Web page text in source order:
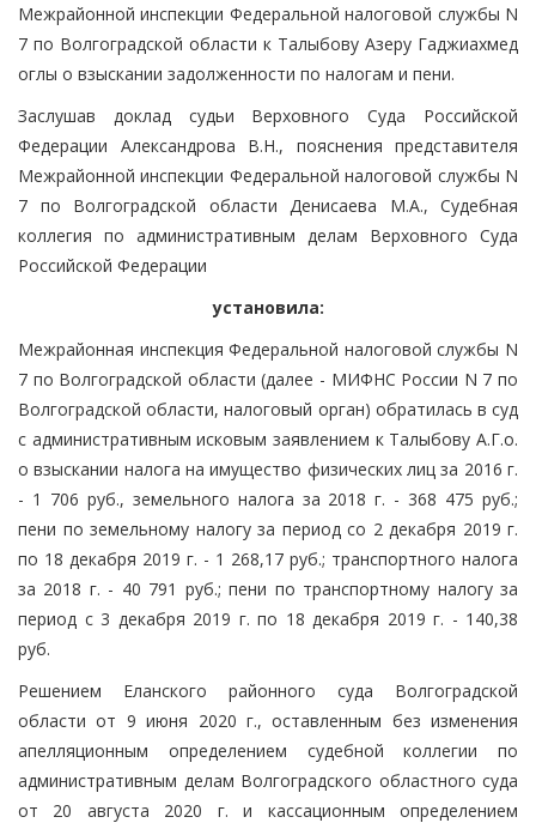
Межрайонной инспекции Федеральной налоговой службы N
7 по Волгоградской области к Талыбову Азеру Гаджиахмед
оглы о взыскании задолженности по налогам и пени.
Заслушав доклад судьи Верховного Суда Российской
Федерации Александрова В.Н., пояснения представителя
Межрайонной инспекции Федеральной налоговой службы N
7 по Волгоградской области Денисаева М.А., Судебная
коллегия по административным делам Верховного Суда
Российской Федерации
установила:
Межрайонная инспекция Федеральной налоговой службы N
7 по Волгоградской области (далее - МИФНС России N 7 по
Волгоградской области, налоговый орган) обратилась в суд
с административным исковым заявлением к Талыбову А.Г.о.
о взыскании налога на имущество физических лиц за 2016 г.
- 1 706 руб., земельного налога за 2018 г. - 368 475 руб.;
пени по земельному налогу за период со 2 декабря 2019 г.
по 18 декабря 2019 г. - 1 268,17 руб.; транспортного налога
за 2018 г. - 40 791 руб.; пени по транспортному налогу за
период с 3 декабря 2019 г. по 18 декабря 2019 г. - 140,38
руб.
Решением Еланского районного суда Волгоградской
области от 9 июня 2020 г., оставленным без изменения
апелляционным определением судебной коллегии по
административным делам Волгоградского областного суда
от 20 августа 2020 г. и кассационным определением